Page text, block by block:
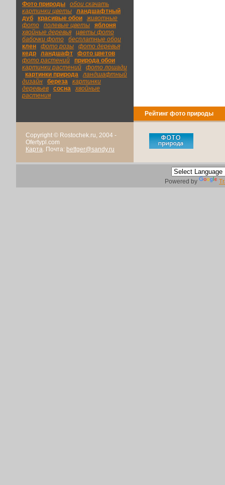
Фото природы обои скачать
картинки цветы
ландшафтный
дуб
красивые обои
животные
фото
полевые цветы яблоня
хвойные деревья
цветы фото
бабочки фото
бесплатные обои
клен
фото розы фото деревья
кедр
ландшафт фото цветов
фото растений
природа обои
картинки растений
фото лошади
картинки природа |ландшафтный
дизайн
береза
картинки
деревьев
сосна
хвойные
растения
Рейтинг фото природы
Copyright © Rostochek.ru, 2004 -
Ofertypl.com
Карта. Почта: bettger@sandy.ru
Powered by